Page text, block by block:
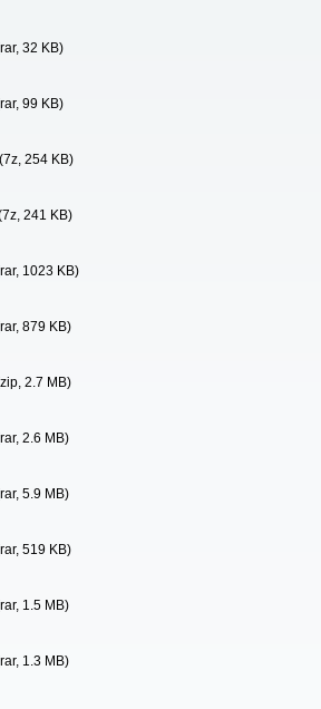
32 KB)
99 KB)
(7z, 254 KB)
241 KB)
1023 KB)
879 KB)
2.7 MB)
2.6 MB)
5.9 MB)
519 KB)
1.5 MB)
1.3 MB)